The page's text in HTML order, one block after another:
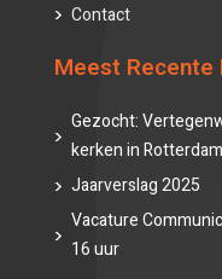
Contact
Meest Recente
Gezocht:
kerken in Rotterdam
Jaarverslag 2025
Vacature
16 uur